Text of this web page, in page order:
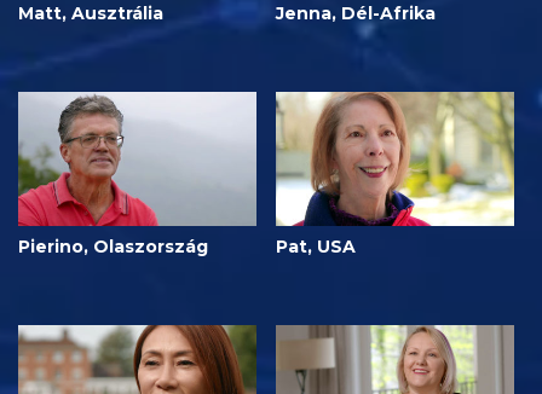
Matt, Ausztrália Jenna, Dél-Afrika
Pierino, Olaszország Pat, USA